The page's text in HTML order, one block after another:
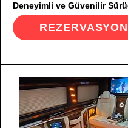
Deneyimli ve Güvenilir